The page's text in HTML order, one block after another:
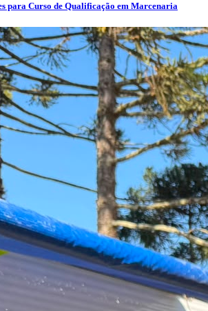
para Curso de Qualificação em Marcenaria